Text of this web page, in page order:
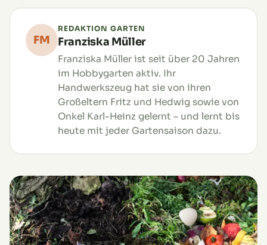
FM
REDAKTION GARTEN
Franziska Müller
Franziska Müller ist seit über 20 Jahren
im Hobbygarten aktiv. Ihr
Handwerkszeug hat sie von ihren
Großeltern Fritz und Hedwig sowie von
Onkel Karl-Heinz gelernt – und lernt bis
heute mit jeder Gartensaison dazu.